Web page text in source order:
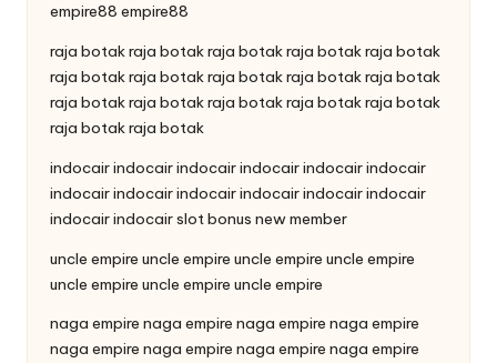
empire88 empire88
raja botakraja botakraja botakraja botakraja botak
raja botakraja botakraja botakraja botakraja botak
raja botakraja botakraja botakraja botakraja botak
raja botakraja botak
indocairindocairindocairindocairindocairindocair
indocairindocairindocairindocairindocairindocair
indocairindocairslot bonus new member
uncle empire uncle empire uncle empire uncle empire
uncle empire uncle empire uncle empire
naga empire naga empire naga empire naga empire
naga empire naga empire naga empire naga empire